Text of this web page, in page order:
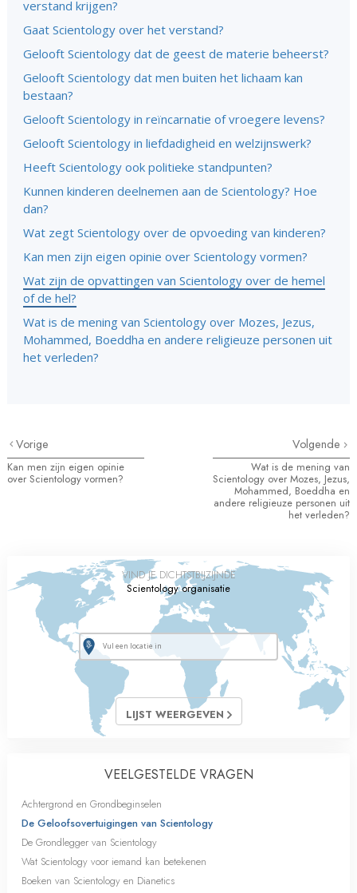
verstand krijgen?
Gaat Scientology over het verstand?
Gelooft Scientology dat de geest de materie beheerst?
Gelooft Scientology dat men buiten het lichaam kan
bestaan?
Gelooft Scientology in reïncarnatie of vroegere levens?
Gelooft Scientology in liefdadigheid en welzijnswerk?
Heeft Scientology ook politieke standpunten?
Kunnen kinderen deelnemen aan de Scientology? Hoe
dan?
Wat zegt Scientology over de opvoeding van kinderen?
Kan men zijn eigen opinie over Scientology vormen?
Wat zijn de opvattingen van Scientology over de hemel
of de hel?
Wat is de mening van Scientology over Mozes, Jezus,
Mohammed, Boeddha en andere religieuze personen uit
het verleden?
Vorige
Kan men zijn eigen opinie
over Scientology vormen?
Volgende
Wat is de mening van
Scientology over Mozes, Jezus,
Mohammed, Boeddha en
andere religieuze personen uit
het verleden?
VIND JE DICHTSTBIJZIJNDE
Scientology organisatie
LIJST WEERGEVEN
VEELGESTELDE VRAGEN
Achtergrond en Grondbeginselen
De Geloofsovertuigingen van Scientology
De Grondlegger van Scientology
Wat Scientology voor iemand kan betekenen
Boeken van Scientology en Dianetics